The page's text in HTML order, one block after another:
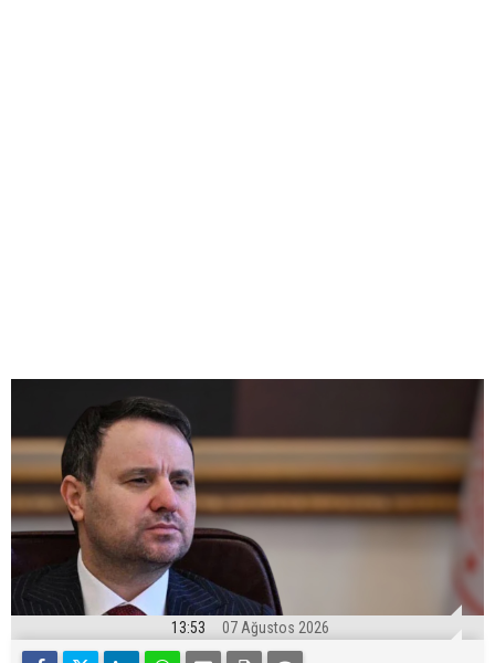
13:53 07 Ağustos 2026